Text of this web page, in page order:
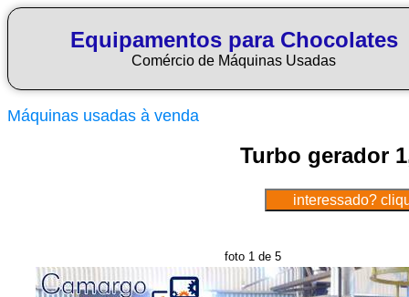
Equipamentos para Chocolates
Comércio de Máquinas Usadas
Máquinas usadas à venda
Turbo gerador
foto 1 de 5